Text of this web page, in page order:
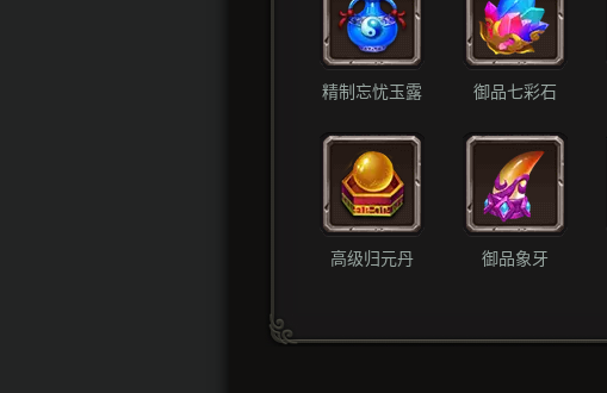
精制忘忧玉露 御品七彩石
高级归元丹 御品象牙